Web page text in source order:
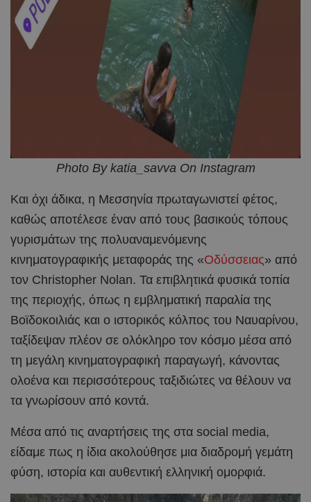
Photo By katia_savva On Instagram
Και όχι άδικα, η Μεσσηνία πρωταγωνιστεί φέτος,
καθώς αποτέλεσε έναν από τους βασικούς τόπους
γυρισμάτων της πολυαναμενόμενης
κινηματογραφικής μεταφοράς της «Οδύσσειας» από
τον Christopher Nolan. Τα επιβλητικά φυσικά τοπία
της περιοχής, όπως η εμβληματική παραλία της
Βοϊδοκοιλιάς και ο ιστορικός κόλπος του Ναυαρίνου,
ταξίδεψαν πλέον σε ολόκληρο τον κόσμο μέσα από
τη μεγάλη κινηματογραφική παραγωγή, κάνοντας
ολοένα και περισσότερους ταξιδιώτες να θέλουν να
τα γνωρίσουν από κοντά.
Μέσα από τις αναρτήσεις της στα social media,
είδαμε πως η ίδια ακολούθησε μια διαδρομή γεμάτη
φύση, ιστορία και αυθεντική ελληνική ομορφιά.